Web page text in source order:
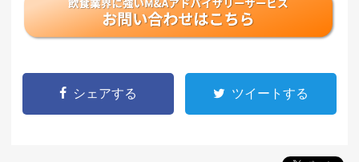
シェアする ツイートする